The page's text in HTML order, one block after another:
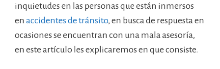
inquietudes en las personas que están inmersos
en accidentes de tránsito, en busca de respuesta en
ocasiones se encuentran con una mala asesoría,
en este artículo les explicaremos en que consiste.